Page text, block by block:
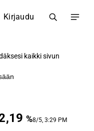
Kirjaudu
kaikki sivun
%8/5, 3:29 PM